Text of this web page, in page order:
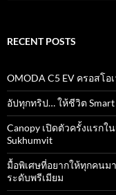
RECENT POSTS
OMODA C5 EV ครอสโอ
อัปทุกทริป… ให้ชีวิต Smart
Canopy เปิดตัวครั้งแรกใ
Sukhumvit
มื้อพิเศษที่อยากให้ทุกคนม
ระดับพรีเมียม